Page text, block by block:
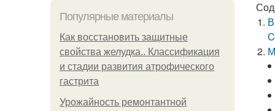
Популярные материалы
Как восстановить защитные
свойства желудка.. Классификация
и стадии развития атрофического
гастрита
Урожайность ремонтантной